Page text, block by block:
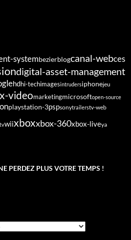
systembezierblogcanal-webces
digital-asset-management
hdhi-techimagesintrudersiphonejeu
videomarketingmicrosoftopen-source
playstation-3pspsonytrailerstv-web
wiixboxxbox-360xbox-liveya
PERDEZ PLUS VOTRE TEMPS !